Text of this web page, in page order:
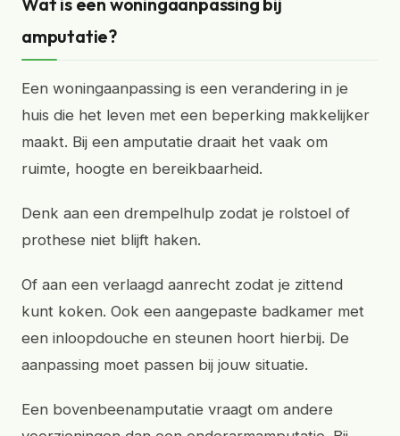
amputatie?
Een woningaanpassing is een verandering in je
huis die het leven met een beperking makkelijker
maakt. Bij een amputatie draait het vaak om
ruimte, hoogte en bereikbaarheid.
Denk aan een drempelhulp zodat je rolstoel of
prothese niet blijft haken.
Of aan een verlaagd aanrecht zodat je zittend
kunt koken. Ook een aangepaste badkamer met
een inloopdouche en steunen hoort hierbij. De
aanpassing moet passen bij jouw situatie.
Een bovenbeenamputatie vraagt om andere